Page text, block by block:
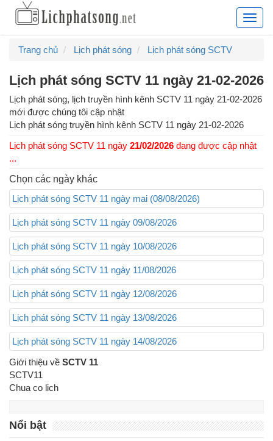
Lịch
hàng
ngày,
Trang chủ Lịch phát sóng Lịch phát sóng SCTV
Lịch phát sóng SCTV 11 ngày 21-02-2026
Lịch phát sóng, lịch truyền hình kênh SCTV 11 ngày 21-02-2026
mới được chúng tôi cập nhật
Lịch phát sóng truyền hình kênh SCTV 11 ngày 21-02-2026
Lịch phát sóng SCTV 11 ngày 21/02/2026 đang được cập nhật
...
Chọn các ngày khác
Lịch phát sóng SCTV 11 ngày mai (08/08/2026)
Lịch phát sóng SCTV 11 ngày 09/08/2026
Lịch phát sóng SCTV 11 ngày 10/08/2026
Lịch phát sóng SCTV 11 ngày 11/08/2026
Lịch phát sóng SCTV 11 ngày 12/08/2026
Lịch phát sóng SCTV 11 ngày 13/08/2026
Lịch phát sóng SCTV 11 ngày 14/08/2026
Giới thiệu về SCTV 11
SCTV11
Chua co lich
Nổi bật